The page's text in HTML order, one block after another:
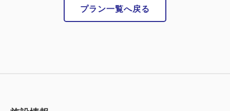
プラン一覧へ戻る